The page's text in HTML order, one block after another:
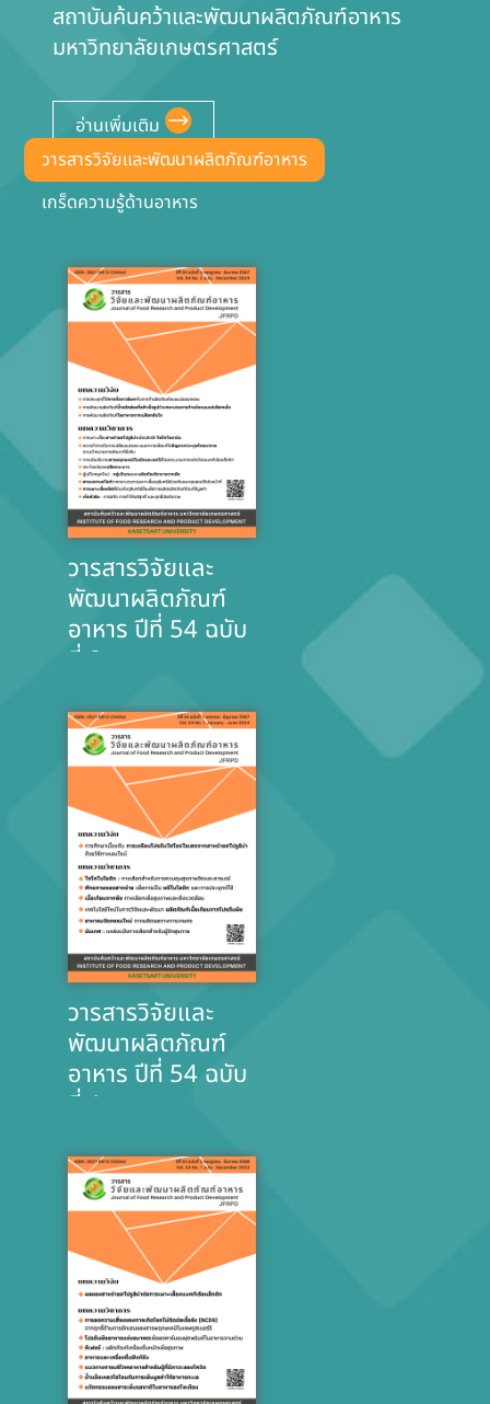
สถาบันค้นคว้าและพัฒนาผลิตภัณฑ์อาหาร
มหาวิทยาลัยเกษตรศาสตร์
อ่านเพิ่มเติม
วารสารวิจัยและพัฒนาผลิตภัณฑ์อาหาร
เกร็ดความรู้ด้านอาหาร
วารสารวิจัยและ
พัฒนาผลิตภัณฑ์
อาหาร ปีที่ 54 ฉบับ
ที่ 2
วารสารวิจัยและ
พัฒนาผลิตภัณฑ์
อาหาร ปีที่ 54 ฉบับ
ที่ 1